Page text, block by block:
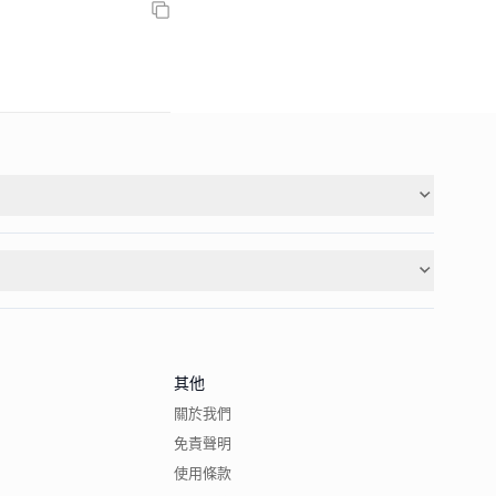
其他
關於我們
免責聲明
使用條款